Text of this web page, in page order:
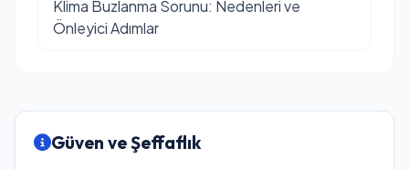
Klima Buzlanma Sorunu: Nedenleri ve
Önleyici Adımlar
Güven ve Şeffaflık